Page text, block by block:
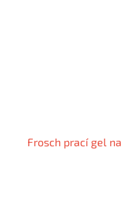
Frosch prací gel